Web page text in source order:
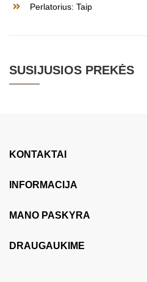
Perlatorius: Taip
SUSIJUSIOS PREKĖS
KONTAKTAI
INFORMACIJA
MANO PASKYRA
DRAUGAUKIME